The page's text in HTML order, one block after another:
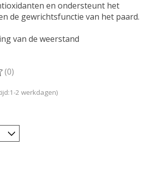
en ondersteunt het
de gewrichtsfunctie van het paard.
van de weerstand
dit product is
(0)
2 werkdagen)